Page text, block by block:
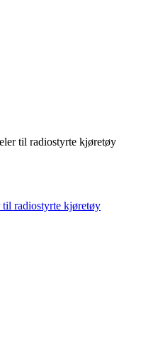
til radiostyrte kjøretøy
til radiostyrte kjøretøy